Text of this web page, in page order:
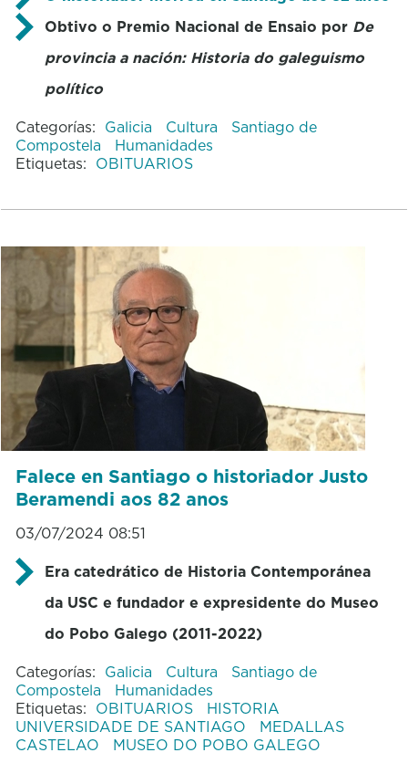
Obtivo o Premio Nacional de Ensaio por De
provincia a nación: Historia do galeguismo
político
Categorías: Galicia Cultura
Santiago de
Compostela
Humanidades
Etiquetas: OBITUARIOS
Falece en Santiago o historiador Justo
Beramendi aos 82 anos
03/07/2024 08:51
Era catedrático de Historia Contemporánea
da USC e fundador e expresidente do Museo
do Pobo Galego (2011-2022)
Categorías: Galicia Cultura
Santiago de
Compostela
Humanidades
Etiquetas: OBITUARIOS
HISTORIA
UNIVERSIDADE DE SANTIAGO
MEDALLAS
CASTELAO
MUSEO DO POBO GALEGO